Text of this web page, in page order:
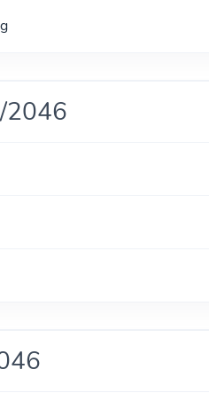
2046